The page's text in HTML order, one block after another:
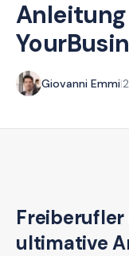
Giovanni Emmi|
ultimative